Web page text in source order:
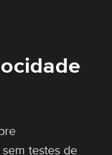
testes de